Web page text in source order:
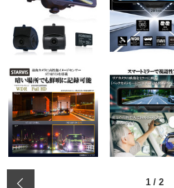
1 / 2